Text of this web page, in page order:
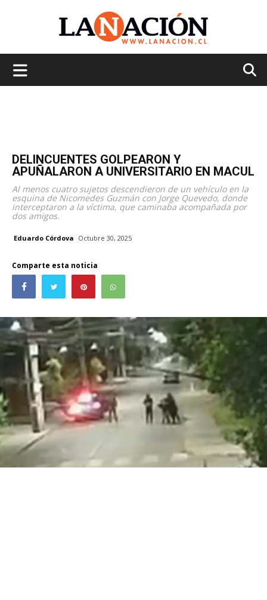
DELINCUENTES GOLPEARON Y
APUÑALARON A UNIVERSITARIO EN MACUL
Al menos cuatro sujetos descendieron de un vehículo en la
esquina de Nicomedes Guzmán con Jorge Quevedo, donde
interceptaron a la víctima, que caminaba acompañada por
dos amigos.
Eduardo Córdova Octubre 30, 2025
Comparte esta noticia